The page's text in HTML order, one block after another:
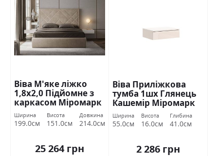
Віва М'яке ліжко
1,8х2,0 Підйомне з
каркасом Міромарк
Ширина
199.0см
Висота
151.0см
Довжина
214.0см
25 264 грн
Віва Приліжкова
тумба 1шх Глянець
Кашемір Міромарк
Ширина
55.0см
Висота
16.0см
Глибина
41.0см
2 286 грн